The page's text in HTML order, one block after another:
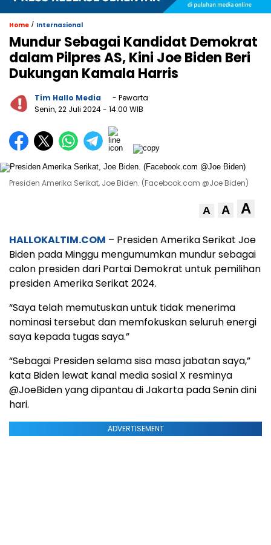
Home / Internasional
Mundur Sebagai Kandidat Demokrat
dalam Pilpres AS, Kini Joe Biden Beri
Dukungan Kamala Harris
Tim Hallo Media
- Pewarta
Senin, 22 Juli 2024- 14:00 WIB
Presiden Amerika Serikat, Joe Biden. (Facebook.com @Joe Biden)
A A A
HALLOKALTIM.COM – Presiden Amerika Serikat Joe
Biden pada Minggu mengumumkan mundur sebagai
calon presiden dari Partai Demokrat untuk pemilihan
presiden Amerika Serikat 2024.
“Saya telah memutuskan untuk tidak menerima
nominasi tersebut dan memfokuskan seluruh energi
saya kepada tugas saya.”
“Sebagai Presiden selama sisa masa jabatan saya,”
kata Biden lewat kanal media sosial X resminya
@JoeBiden yang dipantau di Jakarta pada Senin dini
hari.
ADVERTISEMENT